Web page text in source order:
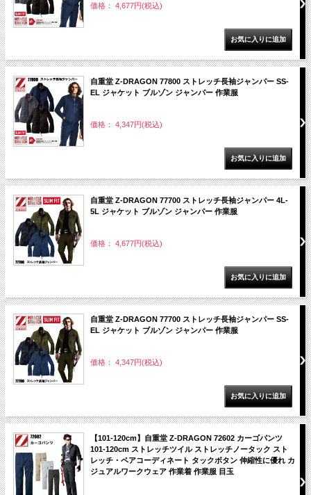
価格： 4,677円(税込)
自重堂 Z-DRAGON 77800 ストレッチ長袖ジャンパー SS-
EL ジャケット ブルゾン ジャンパー 作業服
価格： 4,347円(税込)
自重堂 Z-DRAGON 77700 ストレッチ長袖ジャンパー 4L-
5L ジャケット ブルゾン ジャンパー 作業服
価格： 4,677円(税込)
自重堂 Z-DRAGON 77700 ストレッチ長袖ジャンパー SS-
EL ジャケット ブルゾン ジャンパー 作業服
価格： 4,347円(税込)
【101-120cm】自重堂 Z-DRAGON 72602 カーゴパンツ
101-120cm ストレッチツイル ストレッチノータック スト
レッチ・ペアコーディネート タックボタン 伸縮性に優れ カ
ジュアルワークウェア 作業着 作業服 目玉